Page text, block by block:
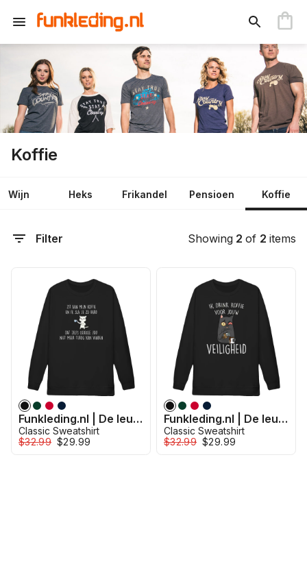
Koffie
Wijn Heks Frikandel Pensioen Koffie
Filter Showing 2 of 2 items
Funkleding.nl | De leukste kleding voor jou - Koffie Vinden
Classic Sweatshirt
$32.99 $29.99
Funkleding.nl | De leukste kleding voor jou - Koffie Veiligheid
Classic Sweatshirt
$32.99 $29.99